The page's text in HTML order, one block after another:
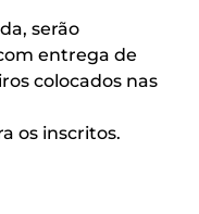
serão
entrega de
colocados nas
os inscritos.